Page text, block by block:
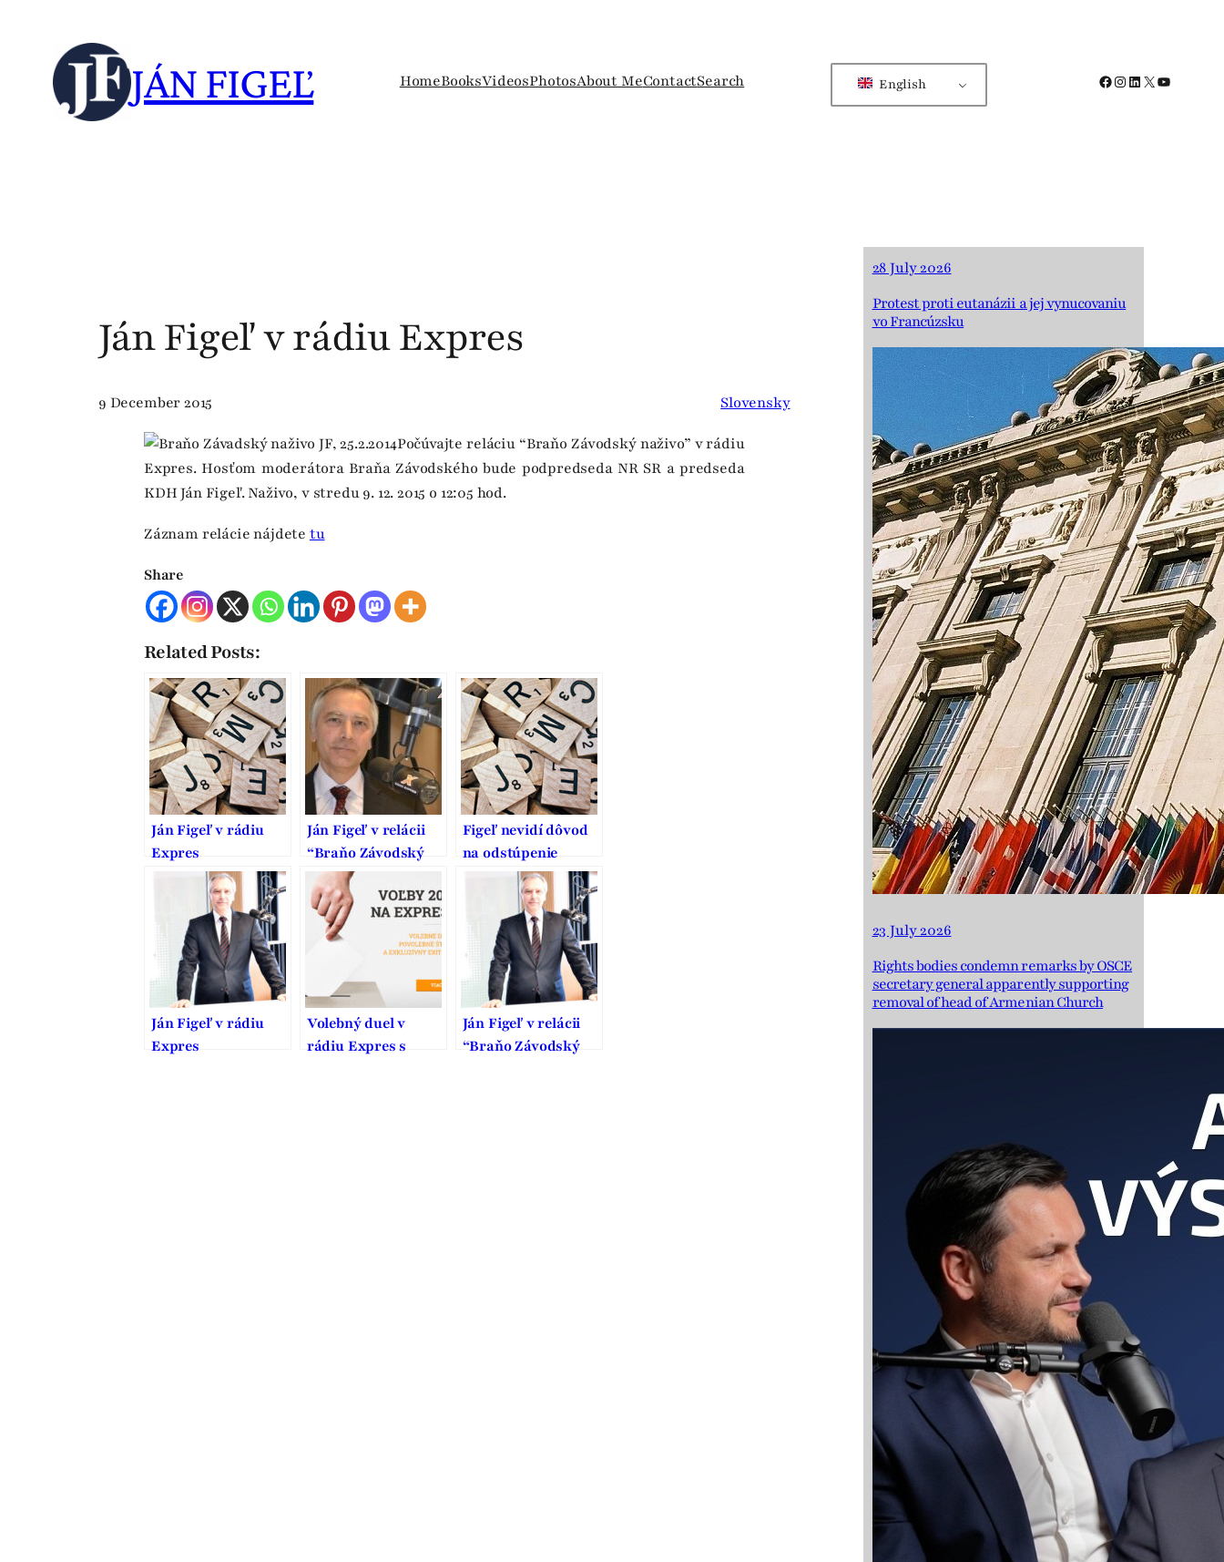
content
JÁN FIGEĽ HomeBooksVideosPhotosAbout MeContactSearch English Facebook
Instagram
LinkedIn
X YouTube
Ján Figeľ v rádiu Expres
9 December 2015 Slovensky
Počúvajte reláciu “Braňo Závodský naživo” v rádiu
Expres. Hosťom moderátora Braňa Závodského bude podpredseda NR SR a predseda
KDH Ján Figeľ. Naživo, v stredu 9. 12. 2015 o 12:05 hod.
Záznam relácie nájdete tu
Share
Related Posts:
Ján Figeľ v rádiu
Expres
Ján Figeľ v relácii
“Braňo Závodský
naživo” v rádiu
Expres
Figeľ nevidí dôvod
na odstúpenie
Uhliarika
Ján Figeľ v rádiu
Expres
Volebný duel v
rádiu Expres s
Ján Figeľ v relácii
“Braňo Závodský
28 July 2026
Protest proti eutanázii a jej vynucovaniu
vo Francúzsku
23 July 2026
Rights bodies condemn remarks by OSCE
secretary general apparently supporting
removal of head of Armenian Church